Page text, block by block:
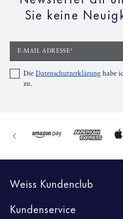
Sie keine
E-MAIL ADRESSE*
Die Datenschutzerklärung habe
zu.
Weiss Kundenclub
Kundenservice